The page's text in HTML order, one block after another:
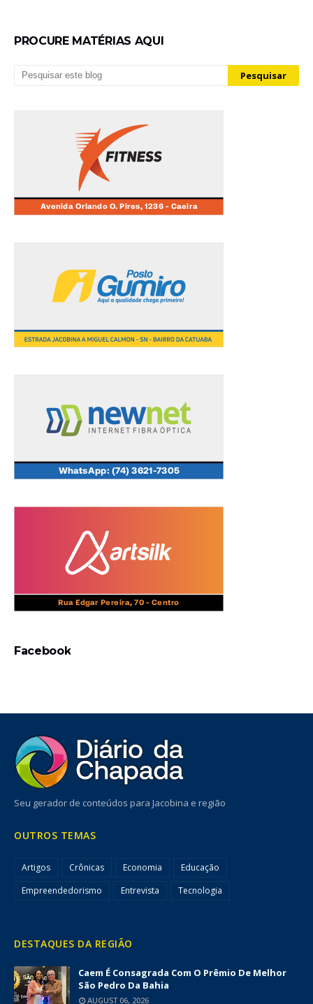
PROCURE MATÉRIAS AQUI
Facebook
Seu gerador de conteúdos para Jacobina e região
OUTROS TEMAS
Artigos Crônicas Economia
Educação
Empreendedorismo
Entrevista Tecnologia
DESTAQUES DA REGIÃO
Caem É Consagrada Com O Prêmio De Melhor
São Pedro Da Bahia
AUGUST 06, 2026